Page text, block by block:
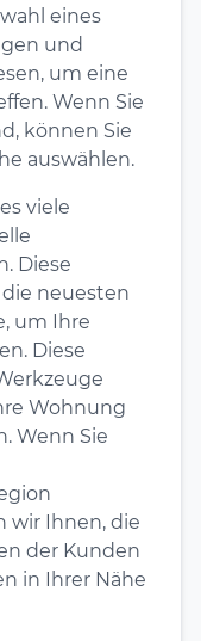
eines
und
um eine
Wenn Sie
können Sie
auswählen.
viele
Diese
neuesten
um Ihre
Diese
Wohnung
Wenn Sie
wir Ihnen, die
der Kunden
in Ihrer Nähe